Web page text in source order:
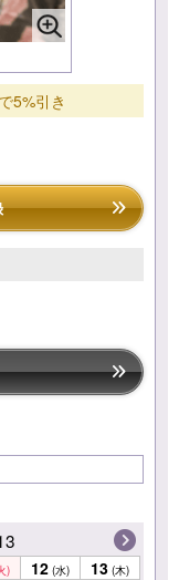
5%引き
) 12 (水) 13 (木)